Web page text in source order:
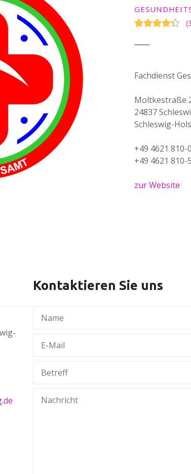
(
Fachdienst
Moltkestraße
24837
Schleswig-
+49 4621 810-0
+49 4621 810-
zur Website
Kontaktieren Sie uns